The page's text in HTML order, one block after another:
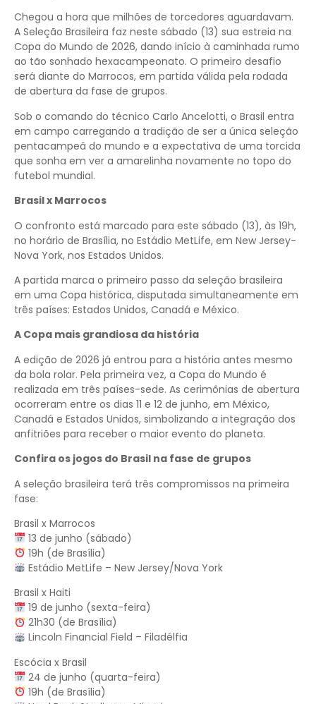
Chegou a hora que milhões de torcedores aguardavam.
A Seleção Brasileira faz neste sábado (13) sua estreia na
Copa do Mundo de 2026, dando início à caminhada rumo
ao tão sonhado hexacampeonato. O primeiro desafio
será diante do Marrocos, em partida válida pela rodada
de abertura da fase de grupos.
Sob o comando do técnico Carlo Ancelotti, o Brasil entra
em campo carregando a tradição de ser a única seleção
pentacampeã do mundo e a expectativa de uma torcida
que sonha em ver a amarelinha novamente no topo do
futebol mundial.
Brasil x Marrocos
O confronto está marcado para este sábado (13), às 19h,
no horário de Brasília, no Estádio MetLife, em New Jersey-
Nova York, nos Estados Unidos.
A partida marca o primeiro passo da seleção brasileira
em uma Copa histórica, disputada simultaneamente em
três países: Estados Unidos, Canadá e México.
A Copa mais grandiosa da história
A edição de 2026 já entrou para a história antes mesmo
da bola rolar. Pela primeira vez, a Copa do Mundo é
realizada em três países-sede. As cerimônias de abertura
ocorreram entre os dias 11 e 12 de junho, em México,
Canadá e Estados Unidos, simbolizando a integração dos
anfitriões para receber o maior evento do planeta.
Confira os jogos do Brasil na fase de grupos
A seleção brasileira terá três compromissos na primeira
fase:
Brasil x Marrocos
13 de junho (sábado)
19h (de Brasília)
Estádio MetLife – New Jersey/Nova York
Brasil x Haiti
19 de junho (sexta-feira)
21h30 (de Brasília)
Lincoln Financial Field – Filadélfia
Escócia x Brasil
24 de junho (quarta-feira)
19h (de Brasília)